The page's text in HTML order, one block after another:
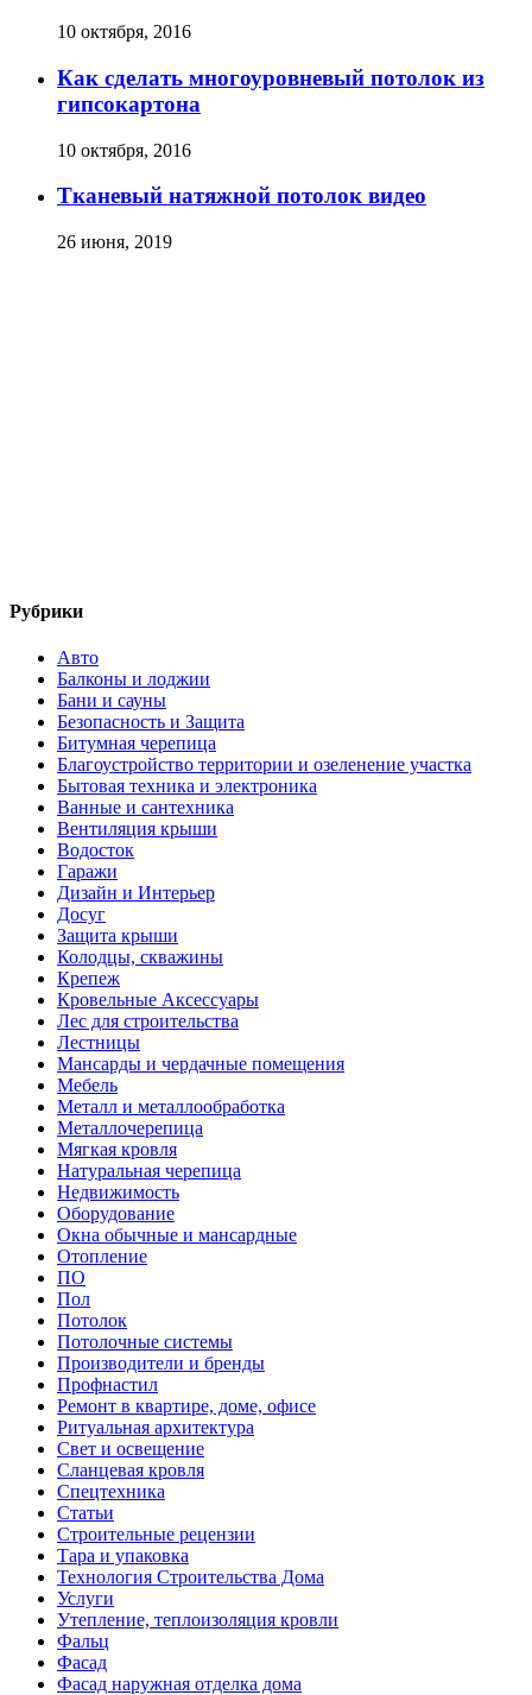
10 октября, 2016
Как сделать многоуровневый потолок из
гипсокартона
10 октября, 2016
Тканевый натяжной потолок видео
26 июня, 2019
Рубрики
Авто
Балконы и лоджии
Бани и сауны
Безопасность и Защита
Битумная черепица
Благоустройство территории и озеленение участка
Бытовая техника и электроника
Ванные и сантехника
Вентиляция крыши
Водосток
Гаражи
Дизайн и Интерьер
Досуг
Защита крыши
Колодцы, скважины
Крепеж
Кровельные Аксессуары
Лес для строительства
Лестницы
Мансарды и чердачные помещения
Мебель
Металл и металлообработка
Металлочерепица
Мягкая кровля
Натуральная черепица
Недвижимость
Оборудование
Окна обычные и мансардные
Отопление
ПО
Пол
Потолок
Потолочные системы
Производители и бренды
Профнастил
Ремонт в квартире, доме, офисе
Ритуальная архитектура
Свет и освещение
Сланцевая кровля
Спецтехника
Статьи
Строительные рецензии
Тара и упаковка
Технология Строительства Дома
Услуги
Утепление, теплоизоляция кровли
Фальц
Фасад
Фасад наружная отделка дома